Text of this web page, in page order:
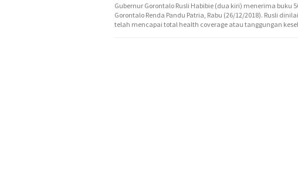
Gubernur Gorontalo Rusli Habibie (dua kiri) menerima buku
Gorontalo Renda Pandu Patria, Rabu (26/12/2018). Rusli
telah mencapai total health coverage atau tanggungan